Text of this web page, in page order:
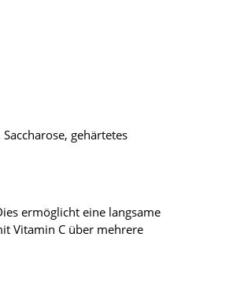
gehärtetes
ermöglicht eine langsame
Vitamin C über mehrere